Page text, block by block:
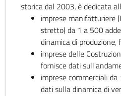
storica dal 2003, è dedicata
imprese manifatturiere
stretto) da 1 a 500
dinamica di
imprese delle
fornisce dati
imprese commerciali
dati sulla dinamica di